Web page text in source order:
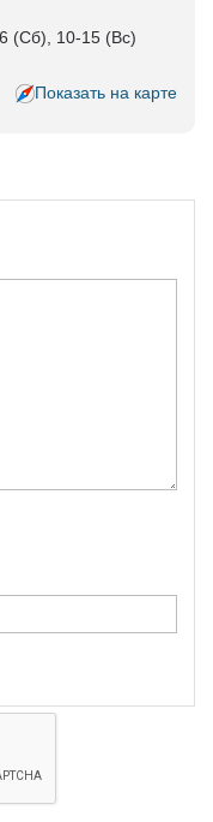
(Сб), 10-15 (Вс)
Показать на карте